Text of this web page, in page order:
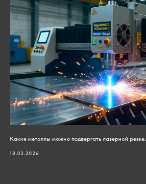
Какие металлы можно подвергать лазерной резке.
18.03.2026